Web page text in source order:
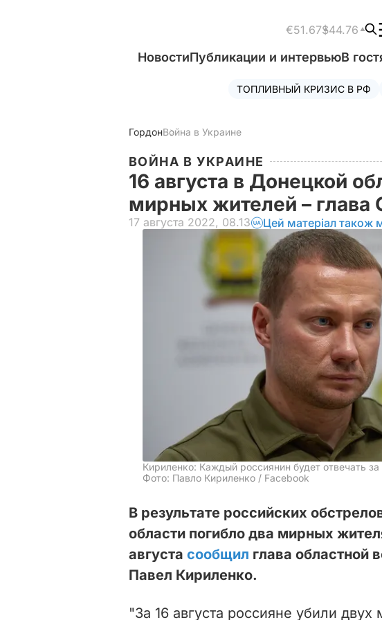
€51.67$44.76
НовостиПубликации и интервьюВ
ТОПЛИВНЫЙ КРИЗИС В РФ
ГордонВойна в Украине
ВОЙНА В УКРАИНЕ
16 августа в Донецкой
мирных жителей – глава
17 августа 2022, 08.13 Цей матеріал також
Кириленко: Каждый россиянин будет отвечать
Фото: Павло Кириленко / Facebook
В результате российских
области погибло два мирных
августа сообщил глава областной
Павел Кириленко.
"За 16 августа россияне убили